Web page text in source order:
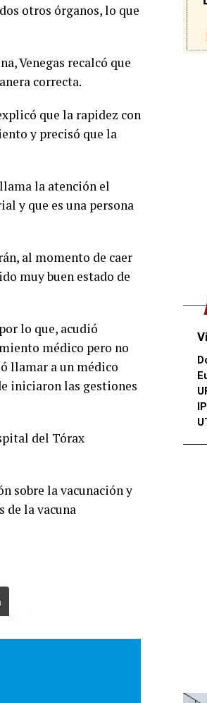
otros órganos, lo que
Venegas recalcó que
correcta.
que la rapidez con
y precisó que la
la atención el
y que es una persona
al momento de caer
muy buen estado de
lo que, acudió
médico pero no
llamar a un médico
iniciaron las gestiones
del Tórax
sobre la vacunación y
de la vacuna